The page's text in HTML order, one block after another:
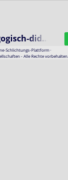
did…
Schlichtungs-Plattform·
- Alle Rechte vorbehalten.